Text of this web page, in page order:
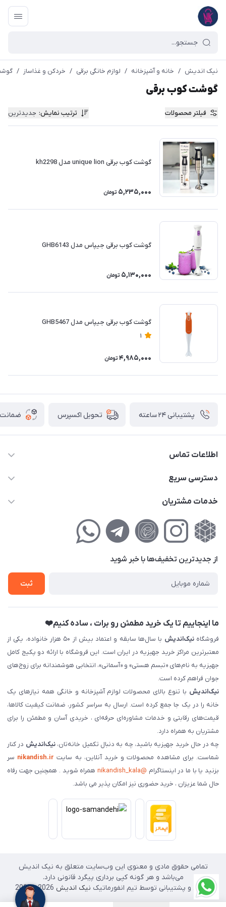
نیک اندیش / خانه و آشپزخانه / لوازم خانگی برقی / خردکن و غذاساز /
گوشت کوب برقی
فیلتر محصولات ترتیب نمایش: جدیدترین
گوشت کوب برقی unique lion مدل kh2298
5,235,000 تومان
گوشت کوب برقی جیپاس مدل GHB6143
5,130,000 تومان
گوشت کوب برقی جیپاس مدل GHB5467
1
4,985,000 تومان
پشتیبانی ۲۴ ساعته تحویل اکسپرس ضمانت
اطلاعات تماس
02177111474
کوچه گلریز 4 غربی ، پلاک 13
دسترسی سریع
حساب کاربری
لیست محصولات
خدمات مشتریان
راهنمای‌خرید‌آنلاین
حریم خصوصی
فروش‌اقساطی
از جدید‌ترین تخفیف‌ها با‌ خبر شوید
ثبت
ما اینجاییم تا یک خرید مطمئن رو برات ، ساده کنیم❤️
فروشگاهنیک‌اندیش
با سال‌ها سابقه و اعتماد بیش از ۵۰ هزار خانواده، یکی از
معتبرترین مراکز خرید جهیزیه در ایران است. این فروشگاه با ارائه دو پکیج کامل
جهیزیه به نام‌های «تبسم هستی» و «آسمانی»، انتخابی هوشمندانه برای زوج‌های
جوان فراهم کرده است.
نیک‌اندیش با تنوع بالای محصولات لوازم آشپزخانه و خانگی همه نیازهای یک
خانه را در یک جا جمع کرده است. ارسال به سراسر کشور، ضمانت کیفیت کالاها،
قیمت‌های رقابتی و خدمات مشاوره‌ای حرفه‌ای ، خریدی آسان و مطمئن را برای
مشتریان به همراه دارد.
چه در حال خرید جهیزیه باشید، چه به دنبال تکمیل خانه‌تان،نیک‌اندیش در کنار
شماست. برای مشاهده محصولات و خرید آنلاین، به سایت nikandish.ir سر
بزنید یا با ما در اینستاگرام @nikandish_kala
همراه شوید . همچنین جهت رفاه
حال شما عزیزان ، خرید حضوری نیز امکان پذیر می باشد.
تمامی حقوق مادی و معنوی این وب‌سایت متعلق به نیک اندیش
می‌باشد و هر گونه کپی برداری پیگرد قانونی دارد.
طراحی و پشتیبانی توسط تیم انفورماتیک نیک اندیش 2026 - 2025